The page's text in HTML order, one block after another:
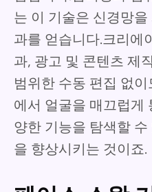
는 이 기술은 신경망
과를 얻습니다.크리에
과, 광고 및 콘텐츠 제
범위한 수동 편집 없
에서 얼굴을 매끄럽게
양한 기능을 탐색할 수
을 향상시키는 것이죠.